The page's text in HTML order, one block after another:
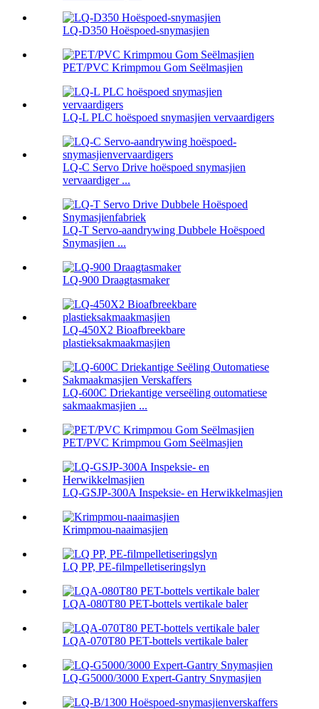
LQ-D350 Hoëspoed-snymasjien
PET/PVC Krimpmou Gom Seëlmasjien
LQ-L PLC hoëspoed snymasjien vervaardigers
LQ-C Servo Drive hoëspoed snymasjien
vervaardiger ...
LQ-T Servo-aandrywing Dubbele Hoëspoed
Snymasjien ...
LQ-900 Draagtasmaker
LQ-450X2 Bioafbreekbare
plastieksakmaakmasjien
LQ-600C Driekantige verseëling outomatiese
sakmaakmasjien ...
PET/PVC Krimpmou Gom Seëlmasjien
LQ-GSJP-300A Inspeksie- en Herwikkelmasjien
Krimpmou-naaimasjien
LQ PP, PE-filmpelletiseringslyn
LQA-080T80 PET-bottels vertikale baler
LQA-070T80 PET-bottels vertikale baler
LQ-G5000/3000 Expert-Gantry Snymasjien